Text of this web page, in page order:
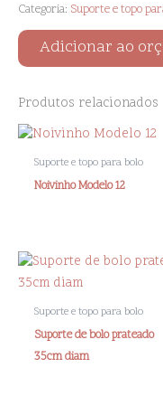
Categoria: Suporte e topo
Adicionar ao
Produtos relacionados
Suporte e topo para bolo
Noivinho Modelo 12
Suporte e topo para bolo
Suporte de bolo prateado
35cm diam